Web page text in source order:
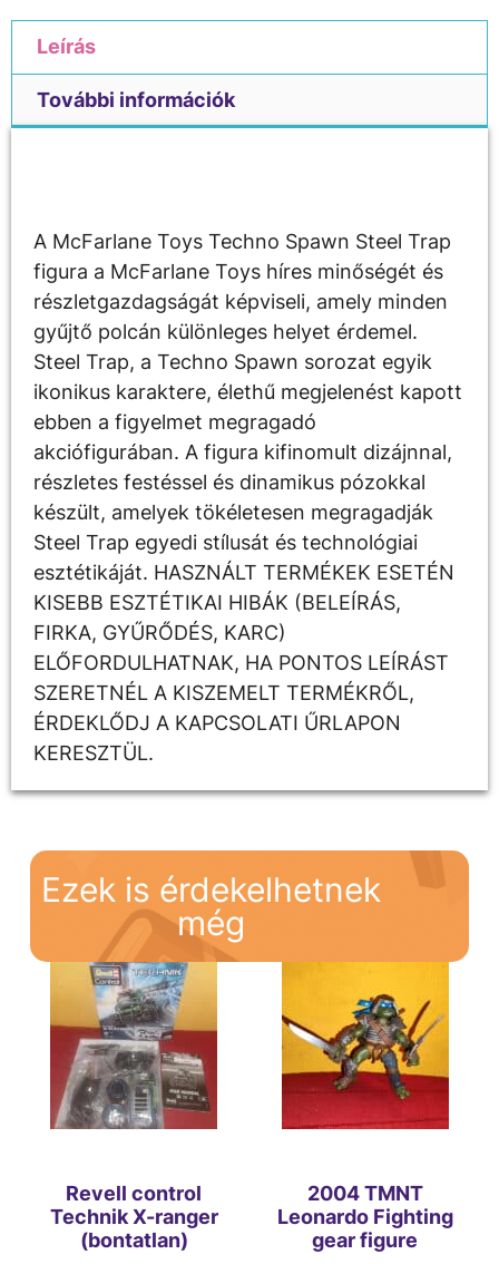
Leírás
További információk
A McFarlane Toys Techno Spawn Steel Trap
figura a McFarlane Toys híres minőségét és
részletgazdagságát képviseli, amely minden
gyűjtő polcán különleges helyet érdemel.
Steel Trap, a Techno Spawn sorozat egyik
ikonikus karaktere, élethű megjelenést kapott
ebben a figyelmet megragadó
akciófigurában. A figura kifinomult dizájnnal,
részletes festéssel és dinamikus pózokkal
készült, amelyek tökéletesen megragadják
Steel Trap egyedi stílusát és technológiai
esztétikáját. HASZNÁLT TERMÉKEK ESETÉN
KISEBB ESZTÉTIKAI HIBÁK (BELEÍRÁS,
FIRKA, GYŰRŐDÉS, KARC)
ELŐFORDULHATNAK, HA PONTOS LEÍRÁST
SZERETNÉL A KISZEMELT TERMÉKRŐL,
ÉRDEKLŐDJ A KAPCSOLATI ŰRLAPON
KERESZTÜL.
Ezek is érdekelhetnek
még
Revell control
Technik X-ranger
(bontatlan)
2004 TMNT
Leonardo Fighting
gear figure